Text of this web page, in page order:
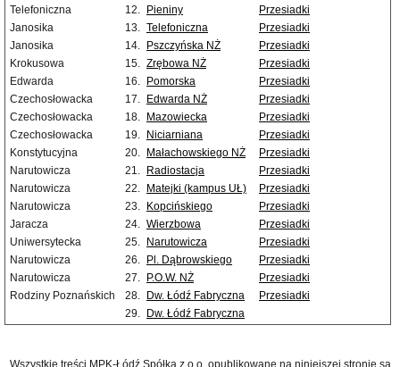
Telefoniczna
12. Pieniny
Przesiadki
Janosika
13. Telefoniczna
Przesiadki
Janosika
14. Pszczyńska NŻ
Przesiadki
Krokusowa
15. Zrębowa NŻ
Przesiadki
Edwarda
16. Pomorska
Przesiadki
Czechosłowacka
17. Edwarda NŻ
Przesiadki
Czechosłowacka
18. Mazowiecka
Przesiadki
Czechosłowacka
19. Niciarniana
Przesiadki
Konstytucyjna
20. Małachowskiego NŻ
Przesiadki
Narutowicza
21. Radiostacja
Przesiadki
Narutowicza
22. Matejki (kampus UŁ)
Przesiadki
Narutowicza
23. Kopcińskiego
Przesiadki
Jaracza
24. Wierzbowa
Przesiadki
Uniwersytecka
25. Narutowicza
Przesiadki
Narutowicza
26. Pl. Dąbrowskiego
Przesiadki
Narutowicza
27. P.O.W. NŻ
Przesiadki
Rodziny Poznańskich
28. Dw. Łódź Fabryczna
Przesiadki
29.
Dw. Łódź Fabryczna
Wszystkie treści MPK-Łódź Spółka z o.o. opublikowane na niniejszej stronie są